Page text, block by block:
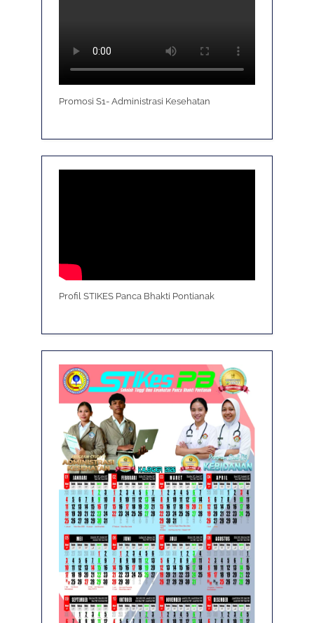
Promosi S1- Administrasi Kesehatan
Profil STIKES Panca Bhakti Pontianak